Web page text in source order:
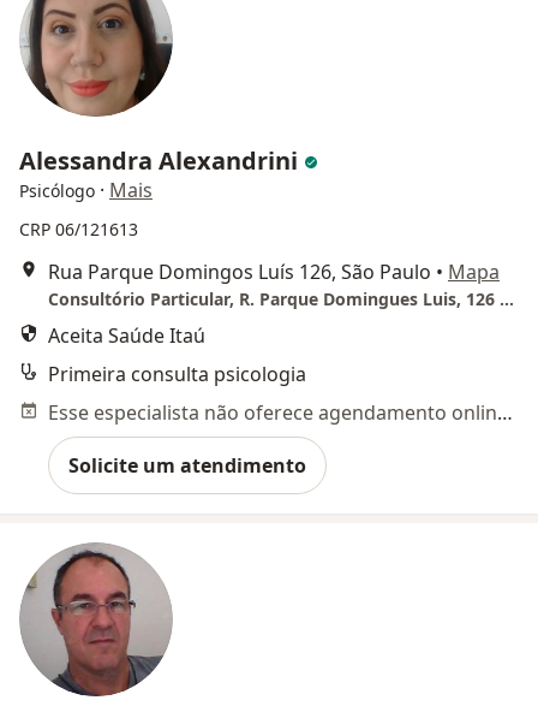
Alessandra Alexandrini
Psicólogo · Mais
CRP 06/121613
Rua Parque Domingos Luís 126, São Paulo • Mapa
Consultório Particular, R. Parque Domingues Luis, 126 - Jd. São Paulo (ao lado do metrô Jd. São Paulo)
Aceita Saúde Itaú
Primeira consulta psicologia
Esse especialista não oferece agendamento online para esse endereço.
Solicite um atendimento